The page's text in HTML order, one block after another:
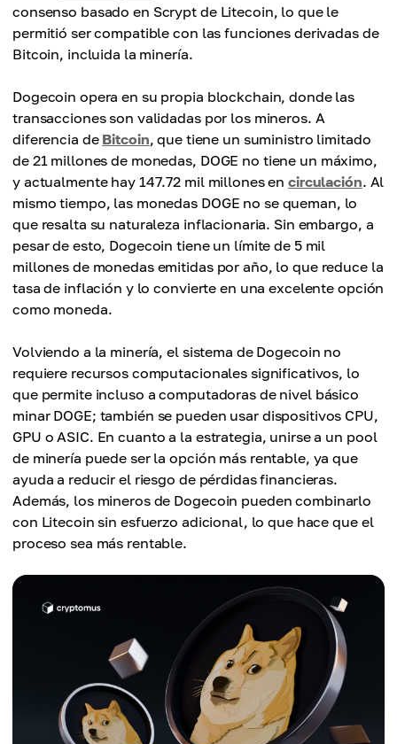
consenso basado en Scrypt de Litecoin, lo que le
permitió ser compatible con las funciones derivadas de
Bitcoin, incluida la minería.
Dogecoin opera en su propia blockchain, donde las
transacciones son validadas por los mineros. A
diferencia de Bitcoin, que tiene un suministro limitado
de 21 millones de monedas, DOGE no tiene un máximo,
y actualmente hay 147.72 mil millones encirculación. Al
mismo tiempo, las monedas DOGE no se queman, lo
que resalta su naturaleza inflacionaria. Sin embargo, a
pesar de esto, Dogecoin tiene un límite de 5 mil
millones de monedas emitidas por año, lo que reduce la
tasa de inflación y lo convierte en una excelente opción
como moneda.
Volviendo a la minería, el sistema de Dogecoin no
requiere recursos computacionales significativos, lo
que permite incluso a computadoras de nivel básico
minar DOGE; también se pueden usar dispositivos CPU,
GPU o ASIC. En cuanto a la estrategia, unirse a un pool
de minería puede ser la opción más rentable, ya que
ayuda a reducir el riesgo de pérdidas financieras.
Además, los mineros de Dogecoin pueden combinarlo
con Litecoin sin esfuerzo adicional, lo que hace que el
proceso sea más rentable.